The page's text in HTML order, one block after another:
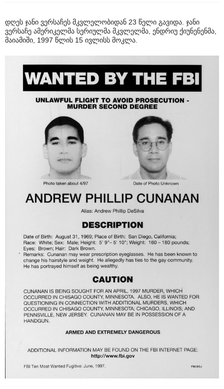
დღეს ჯანი ვერსაჩეს მკვლელობიდან 23 წელი გავიდა. ჯანი
ვერსაჩე ამერიკელმა სერიულმა მკვლელმა, ენდრიუ ქიუნენენმა,
მაიამიში, 1997 წლის 15 ივლისს მოკლა.